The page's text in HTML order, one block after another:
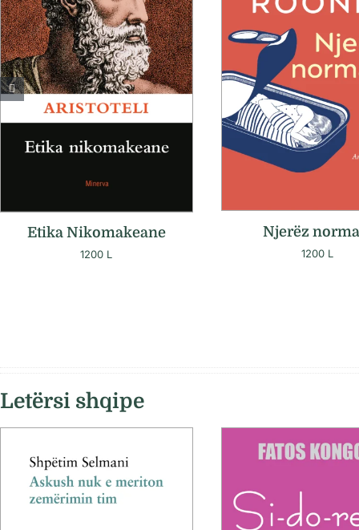
Etika Nikomakeane
1200 L
Njerëz
1200 L
Letërsi shqipe